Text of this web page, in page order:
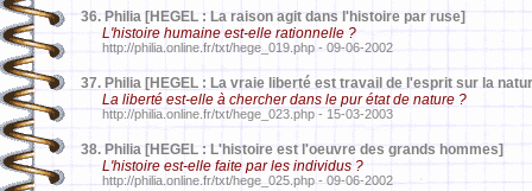
36. Philia [HEGEL : La raison agit dans l'histoire par ruse]
L'histoire humaine est-elle rationnelle ?
http://philia.online.fr/txt/hege_019.php - 09-06-2002
37. Philia [HEGEL : La vraie liberté est travail de l'esprit sur la
La liberté est-elle à chercher dans le pur état de nature ?
http://philia.online.fr/txt/hege_023.php - 15-03-2003
38. Philia [HEGEL : L'histoire est l'oeuvre des grands hommes]
L'histoire est-elle faite par les individus ?
http://philia.online.fr/txt/hege_025.php - 09-06-2002